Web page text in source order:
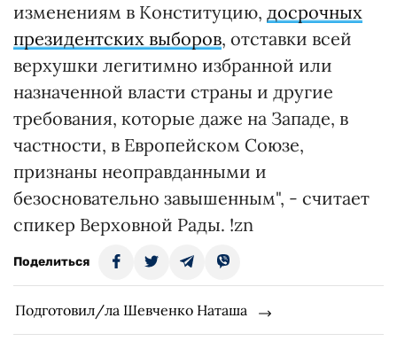
изменениям в Конституцию, досрочных
президентских выборов, отставки всей
верхушки легитимно избранной или
назначенной власти страны и другие
требования, которые даже на Западе, в
частности, в Европейском Союзе,
признаны неоправданными и
безосновательно завышенным", - считает
спикер Верховной Рады. !zn
Поделиться
Подготовил/ла Шевченко Наташа